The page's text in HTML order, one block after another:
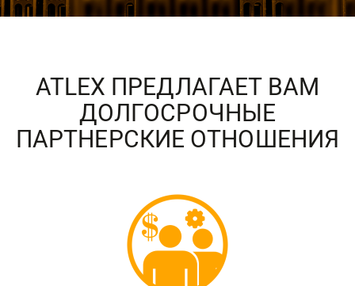
ATLEX ПРЕДЛАГАЕТ ВАМ
ДОЛГОСРОЧНЫЕ
ПАРТНЕРСКИЕ ОТНОШЕНИЯ